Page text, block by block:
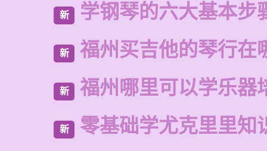
新 学钢琴的六大基本步
新 福州买吉他的琴行在
新 福州哪里可以学乐器
新 零基础学尤克里里知